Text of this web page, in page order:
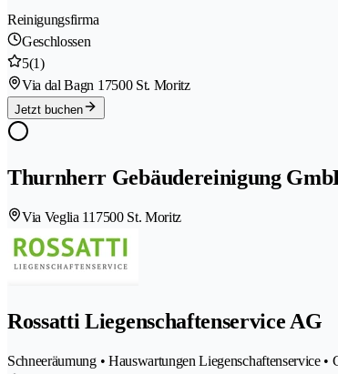
Reinigungsfirma
Geschlossen
5(1)
Via dal Bagn 1 7500 St. Moritz
Jetzt buchen
Thurnherr Gebäudereinigung
Via Veglia 11 7500 St. Moritz
Rossatti Liegenschaftenservice AG
Schneeräumung • Hauswartungen Liegenschaftenservice •